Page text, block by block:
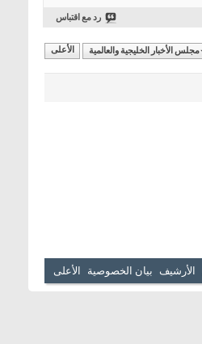
رد مع اقتباس
مجلس الأخبار الخليجية والعالمية الأعلى
الأرشيف بيان الخصوصية الأعلى